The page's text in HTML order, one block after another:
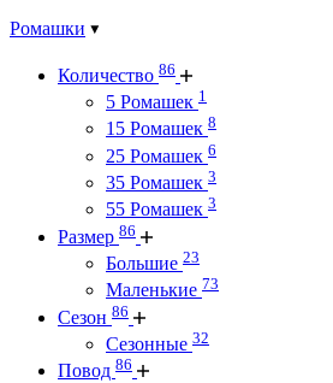
Ромашки
Количество 86
5 Ромашек 1
15 Ромашек 8
25 Ромашек 6
35 Ромашек 3
55 Ромашек 3
Размер 86
Большие 23
Маленькие 73
Сезон 86
Сезонные 32
Повод 86